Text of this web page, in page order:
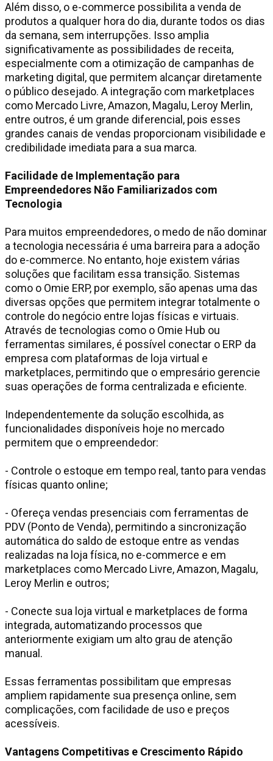
Além disso, o e-commerce possibilita a venda de
produtos a qualquer hora do dia, durante todos os dias
da semana, sem interrupções. Isso amplia
significativamente as possibilidades de receita,
especialmente com a otimização de campanhas de
marketing digital, que permitem alcançar diretamente
o público desejado. A integração com marketplaces
como Mercado Livre, Amazon, Magalu, Leroy Merlin,
entre outros, é um grande diferencial, pois esses
grandes canais de vendas proporcionam visibilidade e
credibilidade imediata para a sua marca.
Facilidade de Implementação para
Empreendedores Não Familiarizados com
Tecnologia
Para muitos empreendedores, o medo de não dominar
a tecnologia necessária é uma barreira para a adoção
do e-commerce. No entanto, hoje existem várias
soluções que facilitam essa transição. Sistemas
como o Omie ERP, por exemplo, são apenas uma das
diversas opções que permitem integrar totalmente o
controle do negócio entre lojas físicas e virtuais.
Através de tecnologias como o Omie Hub ou
ferramentas similares, é possível conectar o ERP da
empresa com plataformas de loja virtual e
marketplaces, permitindo que o empresário gerencie
suas operações de forma centralizada e eficiente.
Independentemente da solução escolhida, as
funcionalidades disponíveis hoje no mercado
permitem que o empreendedor:
- Controle o estoque em tempo real, tanto para vendas
físicas quanto online;
- Ofereça vendas presenciais com ferramentas de
PDV (Ponto de Venda), permitindo a sincronização
automática do saldo de estoque entre as vendas
realizadas na loja física, no e-commerce e em
marketplaces como Mercado Livre, Amazon, Magalu,
Leroy Merlin e outros;
- Conecte sua loja virtual e marketplaces de forma
integrada, automatizando processos que
anteriormente exigiam um alto grau de atenção
manual.
Essas ferramentas possibilitam que empresas
ampliem rapidamente sua presença online, sem
complicações, com facilidade de uso e preços
acessíveis.
Vantagens Competitivas e Crescimento Rápido